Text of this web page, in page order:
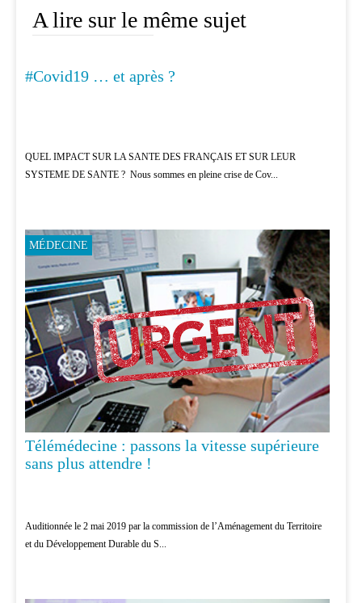
A lire sur le même sujet
MÉDECINE
#Covid19 … et après ?
QUEL IMPACT SUR LA SANTE DES FRANÇAIS ET SUR LEUR
SYSTEME DE SANTE ? Nous sommes en pleine crise de Cov...
MÉDECINE
Télémédecine : passons la vitesse supérieure
sans plus attendre !
Auditionnée le 2 mai 2019 par la commission de l’Aménagement du Territoire
et du Développement Durable du S...